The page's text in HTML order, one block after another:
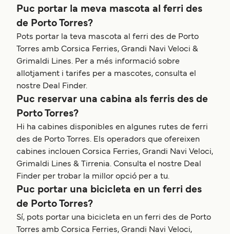
Puc portar la meva mascota al ferri des
de Porto Torres?
Pots portar la teva mascota al ferri des de Porto
Torres amb Corsica Ferries, Grandi Navi Veloci &
Grimaldi Lines. Per a més informació sobre
allotjament i tarifes per a mascotes, consulta el
nostre Deal Finder.
Puc reservar una cabina als ferris des de
Porto Torres?
Hi ha cabines disponibles en algunes rutes de ferri
des de Porto Torres. Els operadors que ofereixen
cabines inclouen Corsica Ferries, Grandi Navi Veloci,
Grimaldi Lines & Tirrenia. Consulta el nostre Deal
Finder per trobar la millor opció per a tu.
Puc portar una bicicleta en un ferri des
de Porto Torres?
Sí, pots portar una bicicleta en un ferri des de Porto
Torres amb Corsica Ferries, Grandi Navi Veloci,